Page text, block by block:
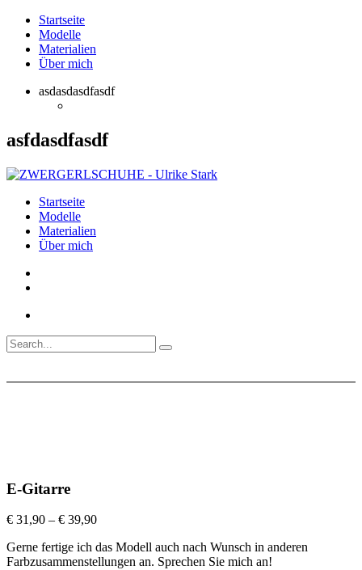
Startseite
Modelle
Materialien
Über mich
asdasdasdfasdf
asfdasdfasdf
Startseite
Modelle
Materialien
Über mich
E-Gitarre
€ 31,90 – € 39,90
Gerne fertige ich das Modell auch nach Wunsch in anderen
Farbzusammenstellungen an. Sprechen Sie mich an!